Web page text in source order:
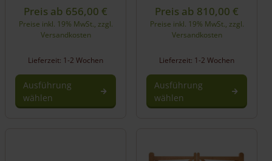
Preis ab 656,00 €
Preise inkl. 19% MwSt., zzgl.
Versandkosten
Lieferzeit: 1-2 Wochen
Ausführung
wählen
Preis ab 810,00 €
Preise inkl. 19% MwSt., zzgl.
Versandkosten
Lieferzeit: 1-2 Wochen
Ausführung
wählen